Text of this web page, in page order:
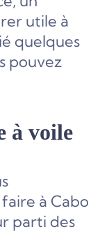
utile à
quelques
pouvez
à voile
à Cabo
parti des